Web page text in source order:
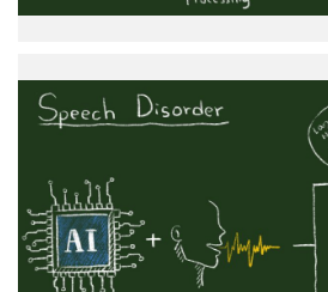
於
構
音
異
常